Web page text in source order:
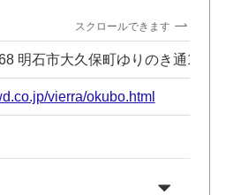
スクロールできます
明石市大久保町ゆりのき通1-3-1
vierra/okubo.html